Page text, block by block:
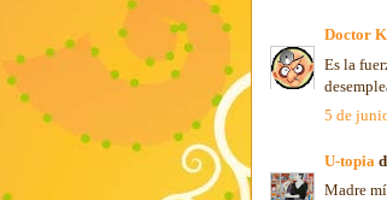
Doctor
Es la
5 de
U-topia
Madre